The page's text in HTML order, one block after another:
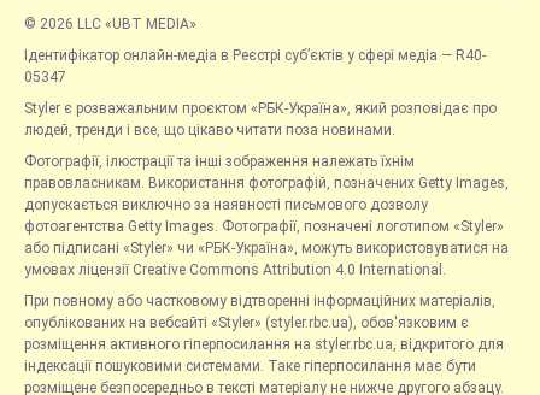
© 2026 LLC «UBT MEDIA»
Ідентифікатор онлайн-медіа в Реєстрі суб’єктів у сфері медіа — R40-
05347
Styler є розважальним проєктом «РБК-Україна», який розповідає про
людей, тренди і все, що цікаво читати поза новинами.
Фотографії, ілюстрації та інші зображення належать їхнім
правовласникам. Використання фотографій, позначених Getty Images,
допускається виключно за наявності письмового дозволу
фотоагентства Getty Images. Фотографії, позначені логотипом «Styler»
або підписані «Styler» чи «РБК-Україна», можуть використовуватися на
умовах ліцензії Creative Commons Attribution 4.0 International.
При повному або частковому відтворенні інформаційних матеріалів,
опублікованих на вебсайті «Styler» (styler.rbc.ua), обов'язковим є
розміщення активного гіперпосилання на styler.rbc.ua, відкритого для
індексації пошуковими системами. Таке гіперпосилання має бути
розміщене безпосередньо в тексті матеріалу не нижче другого абзацу.